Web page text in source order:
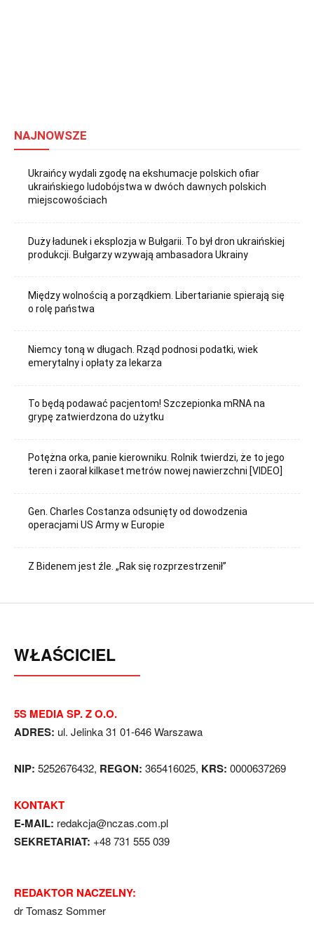
NAJNOWSZE
Ukraińcy wydali zgodę na ekshumacje polskich ofiar
ukraińskiego ludobójstwa w dwóch dawnych polskich
miejscowościach
Duży ładunek i eksplozja w Bułgarii. To był dron ukraińskiej
produkcji. Bułgarzy wzywają ambasadora Ukrainy
Między wolnością a porządkiem. Libertarianie spierają się
o rolę państwa
Niemcy toną w długach. Rząd podnosi podatki, wiek
emerytalny i opłaty za lekarza
To będą podawać pacjentom! Szczepionka mRNA na
grypę zatwierdzona do użytku
Potężna orka, panie kierowniku. Rolnik twierdzi, że to jego
teren i zaorał kilkaset metrów nowej nawierzchni [VIDEO]
Gen. Charles Costanza odsunięty od dowodzenia
operacjami US Army w Europie
Z Bidenem jest źle. „Rak się rozprzestrzenił”
WŁAŚCICIEL
5S MEDIA SP. Z O.O.
ADRES: ul. Jelinka 31 01-646 Warszawa
NIP: 5252676432, REGON: 365416025, KRS: 0000637269
KONTAKT
E-MAIL: redakcja@nczas.com.pl
SEKRETARIAT: +48 731 555 039
REDAKTOR NACZELNY:
dr Tomasz Sommer